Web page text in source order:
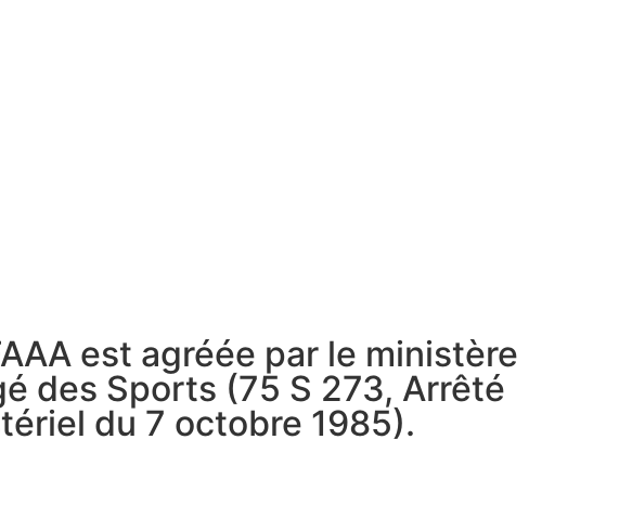
est agréée par le ministère
des Sports (75 S 273, Arrêté
du 7 octobre 1985).